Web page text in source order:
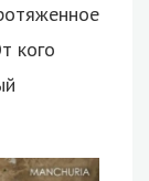
кого